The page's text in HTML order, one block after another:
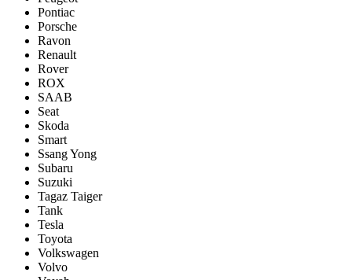
Pontiac
Porsсhe
Ravon
Renault
Rover
ROX
SAAB
Seat
Skoda
Smart
Ssang Yong
Subaru
Suzuki
Tagaz Taiger
Tank
Tesla
Toyota
Volkswagen
Volvo